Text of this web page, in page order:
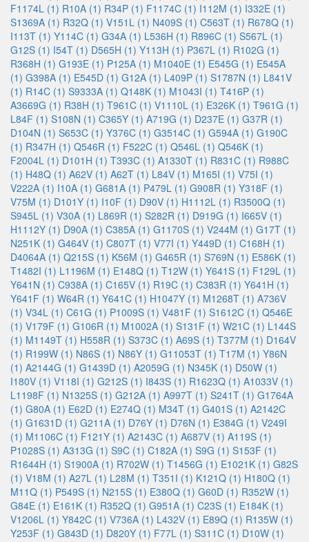
F1174L (1) R10A (1) R34P (1) F1174C (1) I112M (1) I332E (1)
S1369A (1) R32Q (1) V151L (1) N409S (1) C563T (1) R678Q (1)
I113T (1) Y114C (1) G34A (1) L536H (1) R896C (1) S567L (1)
G12S (1) I54T (1) D565H (1) Y113H (1) P367L (1) R102G (1)
R368H (1) G193E (1) P125A (1) M1040E (1) E545G (1) E545A
(1) G398A (1) E545D (1) G12A (1) L409P (1) S1787N (1) L841V
(1) R14C (1) S9333A (1) Q148K (1) M1043I (1) T416P (1)
A3669G (1) R38H (1) T961C (1) V1110L (1) E326K (1) T961G (1)
L84F (1) S108N (1) C365Y (1) A719G (1) D237E (1) G37R (1)
D104N (1) S653C (1) Y376C (1) G3514C (1) G594A (1) G190C
(1) R347H (1) Q546R (1) F522C (1) Q546L (1) Q546K (1)
F2004L (1) D101H (1) T393C (1) A1330T (1) R831C (1) R988C
(1) H48Q (1) A62V (1) A62T (1) L84V (1) M165I (1) V75I (1)
V222A (1) I10A (1) G681A (1) P479L (1) G908R (1) Y318F (1)
V75M (1) D101Y (1) I10F (1) D90V (1) H1112L (1) R3500Q (1)
S945L (1) V30A (1) L869R (1) S282R (1) D919G (1) I665V (1)
H1112Y (1) D90A (1) C385A (1) G1170S (1) V244M (1) G17T (1)
N251K (1) G464V (1) C807T (1) V77I (1) Y449D (1) C168H (1)
D4064A (1) Q215S (1) K56M (1) G465R (1) S769N (1) E586K (1)
T1482I (1) L1196M (1) E148Q (1) T12W (1) Y641S (1) F129L (1)
Y641N (1) C938A (1) C165V (1) R19C (1) C383R (1) Y641H (1)
Y641F (1) W64R (1) Y641C (1) H1047Y (1) M1268T (1) A736V
(1) V34L (1) C61G (1) P1009S (1) V481F (1) S1612C (1) Q546E
(1) V179F (1) G106R (1) M1002A (1) S131F (1) W21C (1) L144S
(1) M1149T (1) H558R (1) S373C (1) A69S (1) T377M (1) D164V
(1) R199W (1) N86S (1) N86Y (1) G11053T (1) T17M (1) Y86N
(1) A2144G (1) G1439D (1) A2059G (1) N345K (1) D50W (1)
I180V (1) V118I (1) G212S (1) I843S (1) R1623Q (1) A1033V (1)
L1198F (1) N1325S (1) G212A (1) A997T (1) S241T (1) G1764A
(1) G80A (1) E62D (1) E274Q (1) M34T (1) G401S (1) A2142C
(1) G1631D (1) G211A (1) D76Y (1) D76N (1) E384G (1) V249I
(1) M1106C (1) F121Y (1) A2143C (1) A687V (1) A119S (1)
P1028S (1) A313G (1) S9C (1) C182A (1) S9G (1) S153F (1)
R1644H (1) S1900A (1) R702W (1) T1456G (1) E1021K (1) G82S
(1) V18M (1) A27L (1) L28M (1) T351I (1) K121Q (1) H180Q (1)
M11Q (1) P549S (1) N215S (1) E380Q (1) G60D (1) R352W (1)
G84E (1) E161K (1) R352Q (1) G951A (1) C23S (1) E184K (1)
V1206L (1) Y842C (1) V736A (1) L432V (1) E89Q (1) R135W (1)
Y253F (1) G843D (1) D820Y (1) F77L (1) S311C (1) D10W (1)